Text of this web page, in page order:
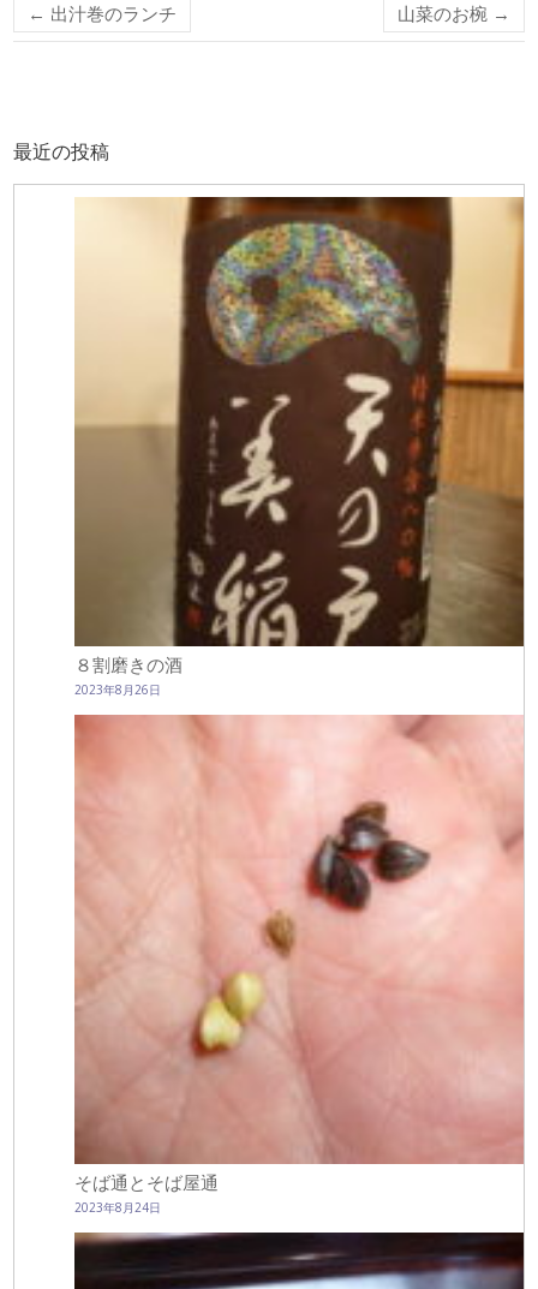
← 出汁巻のランチ 山菜のお椀 →
最近の投稿
８割磨きの酒
2023年8月26日
そば通とそば屋通
2023年8月24日